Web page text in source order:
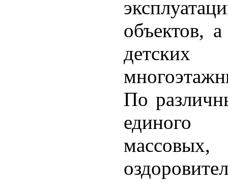
объектов,
детских
По
единого